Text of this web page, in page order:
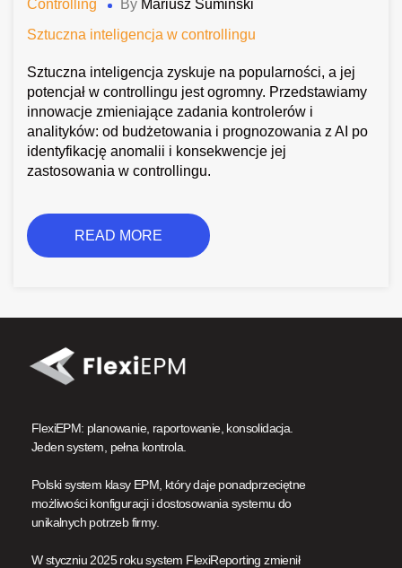
Controlling By Mariusz Sumiński
Sztuczna inteligencja w controllingu
Sztuczna inteligencja zyskuje na popularności, a jej
potencjał w controllingu jest ogromny. Przedstawiamy
innowacje zmieniające zadania kontrolerów i
analityków: od budżetowania i prognozowania z AI po
identyfikację anomalii i konsekwencje jej
zastosowania w controllingu.
READ MORE
FlexiEPM: planowanie, raportowanie, konsolidacja.
Jeden system, pełna kontrola.
Polski system klasy EPM, który daje ponadprzeciętne
możliwości konfiguracji i dostosowania systemu do
unikalnych potrzeb firmy.
W styczniu 2025 roku system FlexiReporting zmienił